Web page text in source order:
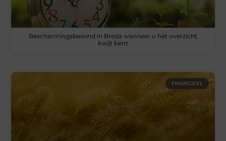
Beschermingsbewind in Breda wanneer u het overzicht
kwijt bent
FINANCIEEL